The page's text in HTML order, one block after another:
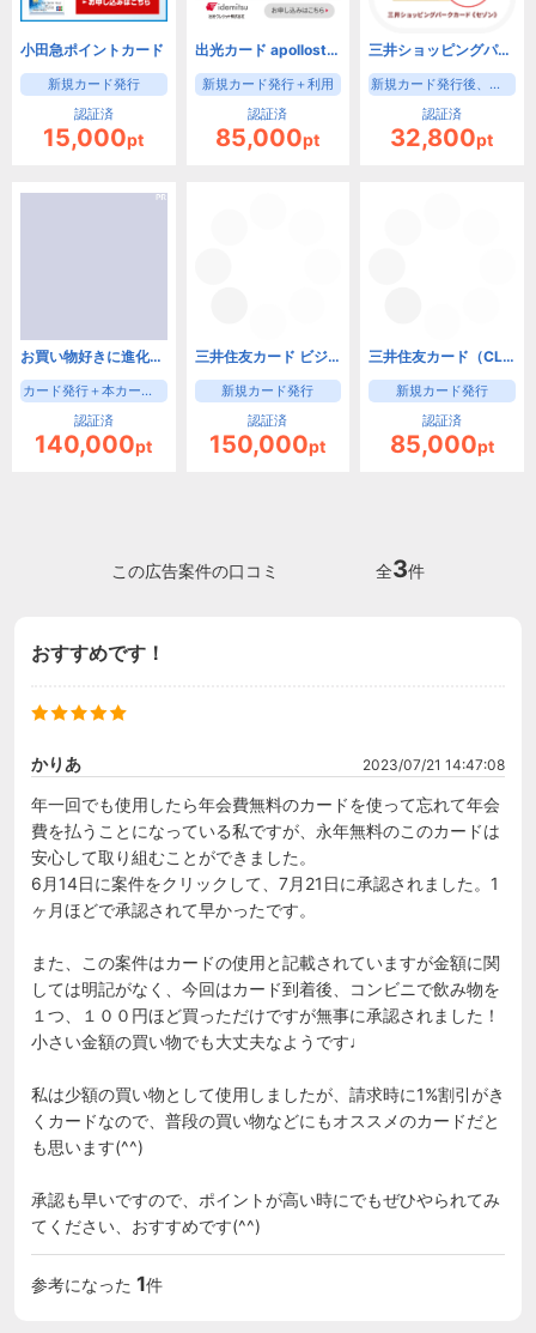
小田急ポイントカード
新規カード発行
認証済
15,000pt
出光カード apollostation card（旧まいどプラスカード）
新規カード発行＋利用
認証済
85,000pt
三井ショッピングパークカード《セゾン》（新規カード発行後、入会月の翌月末までに3000円(税込)の利用）【iOS・Android・PC】
新規カード発行後、入会月の翌月末までに3000円(税込)の利用
認証済
32,800pt
お買い物好きに進化したゴールドカード！三井住友カード ゴールド（NL）（家族カード発行）
カード発行＋本カード申込時家族カード申込で成果
認証済
140,000pt
三井住友カード ビジネスオーナーズ（カード発行）
新規カード発行
認証済
150,000pt
三井住友カード（CL）
新規カード発行
認証済
85,000pt
この広告案件の口コミ 全3件
おすすめです！
かりあ 2023/07/21 14:47:08
年一回でも使用したら年会費無料のカードを使って忘れて年会
費を払うことになっている私ですが、永年無料のこのカードは
安心して取り組むことができました。
6月14日に案件をクリックして、7月21日に承認されました。1
ヶ月ほどで承認されて早かったです。
また、この案件はカードの使用と記載されていますが金額に関
しては明記がなく、今回はカード到着後、コンビニで飲み物を
１つ、１００円ほど買っただけですが無事に承認されました！
小さい金額の買い物でも大丈夫なようです♩
私は少額の買い物として使用しましたが、請求時に1%割引がき
くカードなので、普段の買い物などにもオススメのカードだと
も思います(^^)
承認も早いですので、ポイントが高い時にでもぜひやられてみ
てください、おすすめです(^^)
参考になった 1件